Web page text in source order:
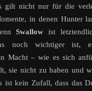
gilt nicht nur für die
in denen Hunter
Swallow ist
noch wichtiger ist,
Macht – wie es sich
sie nicht zu haben und
ist kein Zufall, dass das